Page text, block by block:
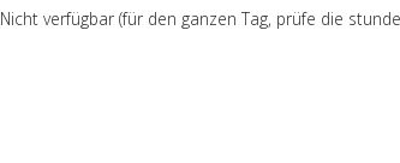
Nicht verfügbar (für den ganzen Tag, prüfe die